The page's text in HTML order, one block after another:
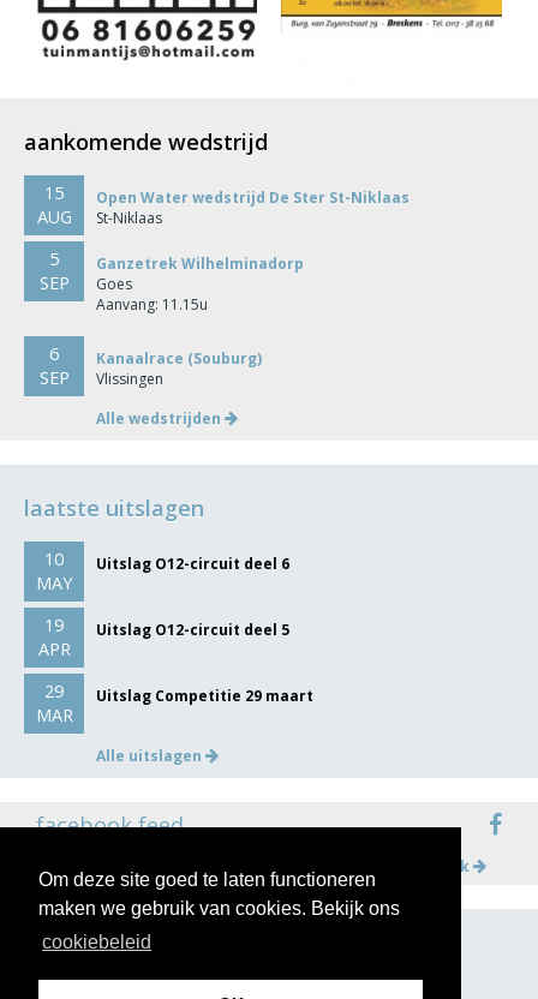
Om deze site goed te laten functioneren
maken we gebruik van cookies. Bekijk ons
cookiebeleid
aankomende wedstrijd
15
AUG
Open Water wedstrijd De Ster St-Niklaas
St-Niklaas
5
SEP
Ganzetrek Wilhelminadorp
Goes
Aanvang: 11.15u
6
SEP
Kanaalrace (Souburg)
Vlissingen
Alle wedstrijden
laatste uitslagen
10
MAY
Uitslag O12-circuit deel 6
19
APR
Uitslag O12-circuit deel 5
29
MAR
Uitslag Competitie 29 maart
Alle uitslagen
facebook feed
Meer op facebook
volg ons op